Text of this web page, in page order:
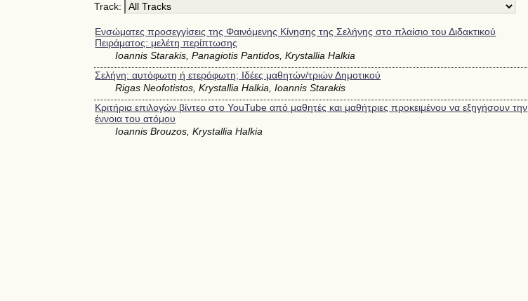
Track:
Ενσώματες προσεγγίσεις της Φαινόμενης Κίνησης της Σελήνης στο πλαίσιο του Διδακτικού
Πειράματος: μελέτη περίπτωσης
Ioannis Starakis, Panagiotis Pantidos, Krystallia Halkia
Σελήνη: αυτόφωτη ή ετερόφωτη; Ιδέες μαθητών/τριών Δημοτικού
Rigas Neofotistos, Krystallia Halkia, Ioannis Starakis
Κριτήρια επιλογών βίντεο στο YouTube από μαθητές και μαθήτριες προκειμένου να εξηγήσουν την
έννοια του ατόμου
Ioannis Brouzos, Krystallia Halkia